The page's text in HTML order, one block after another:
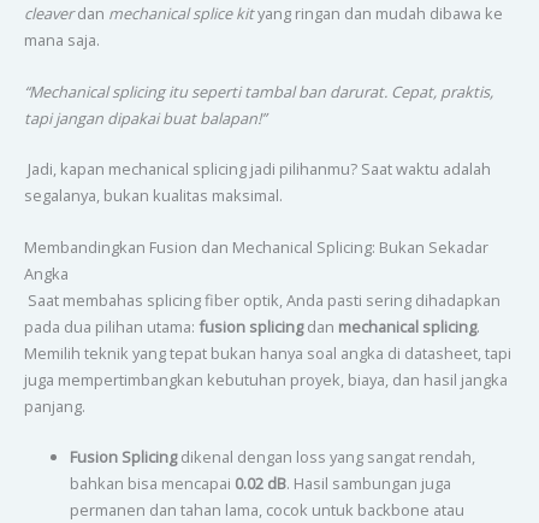
cleaverdan mechanical splice kityang ringan dan mudah dibawa ke
mana saja.
“Mechanical splicing itu seperti tambal ban darurat. Cepat, praktis,
tapi jangan dipakai buat balapan!”
Jadi, kapan mechanical splicing jadi pilihanmu? Saat waktu adalah
segalanya, bukan kualitas maksimal.
Membandingkan Fusion dan Mechanical Splicing: Bukan Sekadar
Angka
Saat membahas splicing fiber optik, Anda pasti sering dihadapkan
pada dua pilihan utama: fusion splicingdan mechanical splicing.
Memilih teknik yang tepat bukan hanya soal angka di datasheet, tapi
juga mempertimbangkan kebutuhan proyek, biaya, dan hasil jangka
panjang.
Fusion Splicingdikenal dengan loss yang sangat rendah,
bahkan bisa mencapai 0.02 dB. Hasil sambungan juga
permanen dan tahan lama, cocok untuk backbone atau